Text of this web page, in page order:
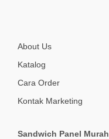
About Us
Katalog
Cara Order
Kontak Marketing
Sandwich Panel Murah